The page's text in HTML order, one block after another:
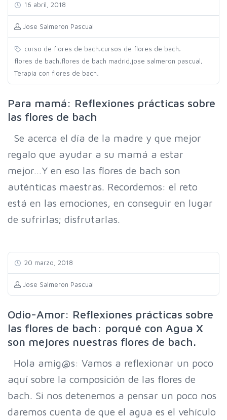
16 abril, 2018
Jose Salmeron Pascual
curso de flores de bach,cursos de flores de bach,
flores de bach flores de bach madrid jose salmeron pascual
Terapia con flores de bach
Para mamá: Reflexiones prácticas sobre
las flores de bach
Se acerca el día de la madre y que mejor
regalo que ayudar a su mamá a estar
mejor…Y en eso las flores de bach son
auténticas maestras. Recordemos: el reto
está en las emociones, en conseguir en lugar
de sufrirlas; disfrutarlas.
20 marzo, 2018
Jose Salmeron Pascual
Odio-Amor: Reflexiones prácticas sobre
las flores de bach: porqué con Agua X
son mejores nuestras flores de bach.
Hola amig@s: Vamos a reflexionar un poco
aquí sobre la composición de las flores de
bach. Si nos detenemos a pensar un poco nos
daremos cuenta de que el agua es el vehículo